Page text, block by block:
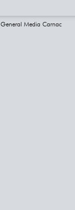
General Media Carnac